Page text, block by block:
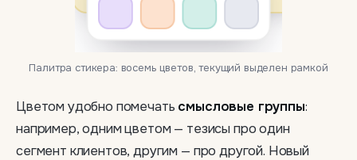
Палитра стикера: восемь цветов, текущий выделен рамкой
Цветом удобно помечать смысловые группы:
например, одним цветом — тезисы про один
сегмент клиентов, другим — про другой. Новый